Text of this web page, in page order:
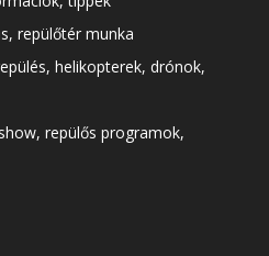
repülőtér munka
helikopterek, drónok,
repülős programok,